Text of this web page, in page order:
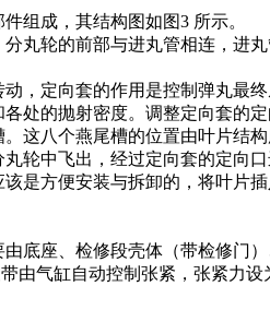
组成，其结构图如图3 所示。
丸轮的前部与进丸管相连，进
，定向套的作用是控制弹丸最
处的抛射密度。调整定向套的
这八个燕尾槽的位置由叶片结
轮中飞出，经过定向套的定向
是方便安装与拆卸的，将叶片插
底座、检修段壳体（带检修门
气缸自动控制张紧，张紧力设